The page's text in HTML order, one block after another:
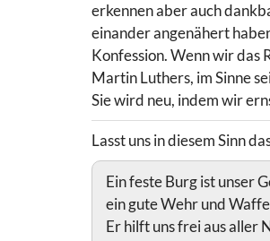
erkennen aber auch
einander angenähert
Konfession. Wenn wir das
Martin Luthers, im Sinne
Sie wird neu, indem wir
Lasst uns in diesem Sinn
Ein feste Burg ist unser
ein gute Wehr und
Er hilft uns frei aus aller